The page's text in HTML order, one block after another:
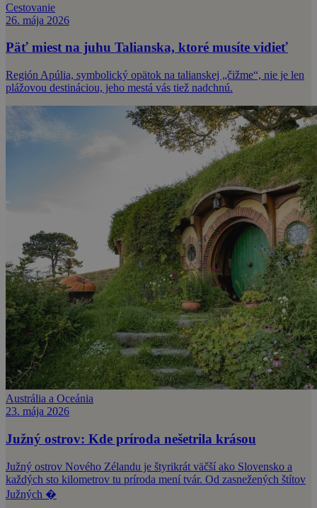
Cestovanie
26. mája 2026
Päť miest na juhu Talianska, ktoré musíte vidieť
Región Apúlia, symbolický opätok na talianskej „čižme“, nie je len
plážovou destináciou, jeho mestá vás tiež nadchnú.
Austrália a Oceánia
23. mája 2026
Južný ostrov: Kde príroda nešetrila krásou
Južný ostrov Nového Zélandu je štyrikrát väčší ako Slovensko a
každých sto kilometrov tu príroda mení tvár. Od zasnežených štítov
Južných �